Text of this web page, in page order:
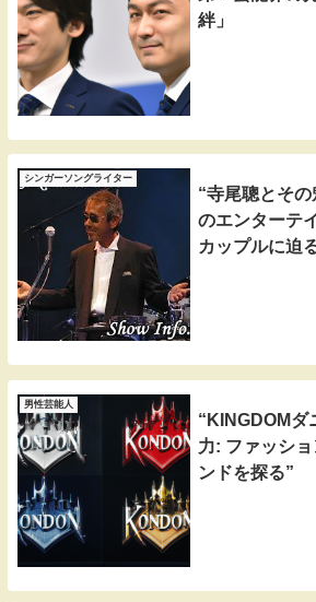
絆」
シンガーソングライター
“寺尾聰とそ
のエンターテ
カップルに迫
男性芸能人
“KINGDOMダ
力: ファッシ
ンドを探る”